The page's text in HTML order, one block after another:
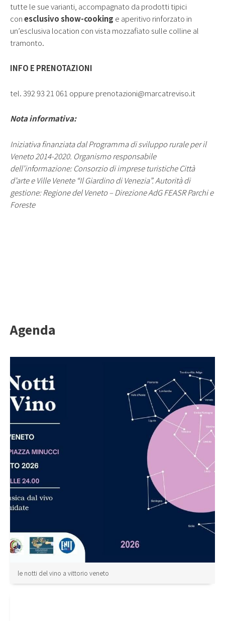
tutte le sue varianti, accompagnato da prodotti tipici
conesclusivo show-cooking e aperitivo rinforzato in
un’esclusiva location con vista mozzafiato sulle colline al
tramonto.
INFO E PRENOTAZIONI
tel. 392 93 21 061 oppure prenotazioni@marcatreviso.it
Nota informativa:
Iniziativa finanziata dal Programma di sviluppo rurale per il
Veneto 2014-2020. Organismo responsabile
dell’informazione: Consorzio di imprese turistiche Città
d’arte e Ville Venete “Il Giardino di Venezia”. Autorità di
gestione: Regione del Veneto – Direzione AdG FEASR Parchi e
Foreste
Agenda
le notti del vino a vittorio veneto